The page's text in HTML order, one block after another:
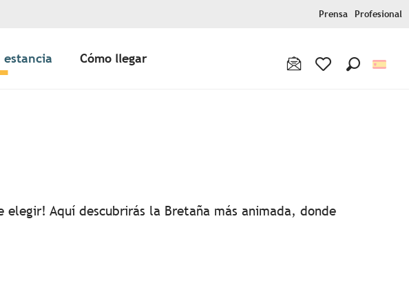
Prensa Profesional
estancia Cómo llegar
aux favoris
Aquí descubrirás la Bretaña más animada, donde